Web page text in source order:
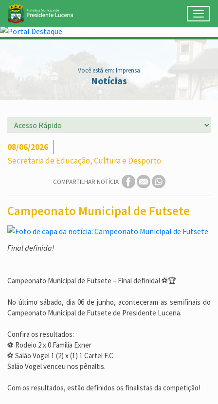
Ir para conteúdo principal
Você está em: Imprensa
Notícias
08/06/2026
Secretaria de Educação, Cultura e Desporto
COMPARTILHAR NOTÍCIA
Campeonato Municipal de Futsete
Final definida!
Campeonato Municipal de Futsete – Final definida! ⚽🏆
No último sábado, dia 06 de junho, aconteceram as semifinais do
Campeonato Municipal de Futsete de Presidente Lucena.
Confira os resultados:
⚽ Rodeio 2 x 0 Família Exner
⚽ Salão Vogel 1 (2) x (1) 1 Cartel F.C
Salão Vogel venceu nos pênaltis.
Com os resultados, estão definidos os finalistas da competição!